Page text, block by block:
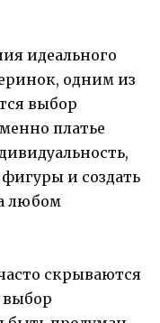
идеального
одним из
выбор
платье
и создать
любом
скрываются
выбор